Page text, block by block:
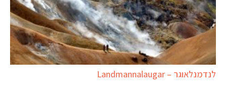
לנדמנלאוגר – Landmannalaugar